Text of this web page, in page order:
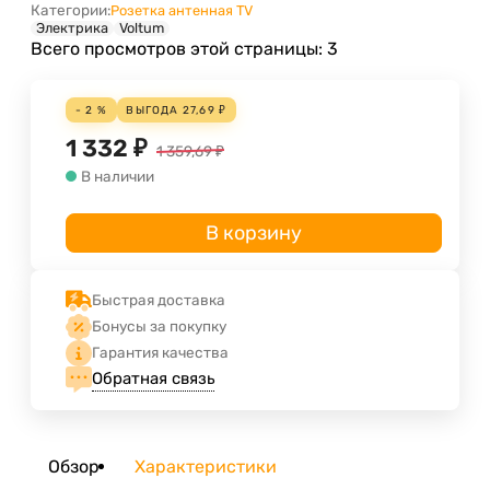
Категории:Розетка антенная TV
Электрика
Voltum
Всего просмотров этой страницы: 3
- 2 % ВЫГОДА 27,69 ₽
1 332 ₽ 1 359,69₽
В наличии
В корзину
Быстрая доставка
Бонусы за покупку
Гарантия качества
Обратная связь
Обзор Характеристики